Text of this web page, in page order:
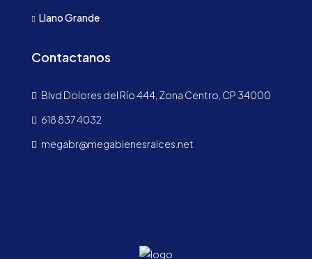
Llano Grande
Contactanos
Blvd Dolores del Río 444, Zona Centro, CP 34000
618 837 4032
megabr@megabienesraices.net